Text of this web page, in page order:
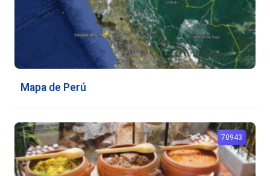
Mapa de Perú
70943